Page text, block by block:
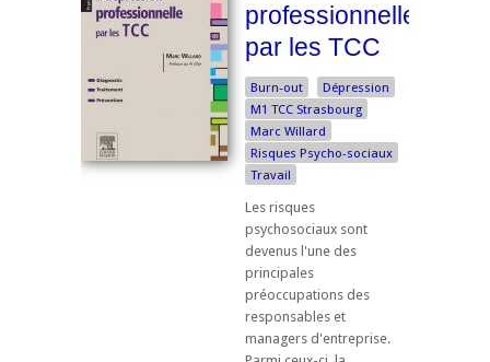
professionnelle
par les TCC
Burn-out
Dépression
M1 TCC Strasbourg
Marc Willard
Risques Psycho-sociaux
Travail
Les risques
psychosociaux sont
devenus l'une des
principales
préoccupations des
responsables et
managers d'entreprise.